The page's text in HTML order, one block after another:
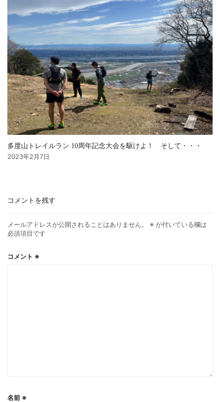
多度山トレイルラン 10周年記念大会を駆けよ！ そして・・・
2023年2月7日
コメントを残す
メールアドレスが公開されることはありません。 ※ が付いている欄は
必須項目です
コメント ※
名前 ※